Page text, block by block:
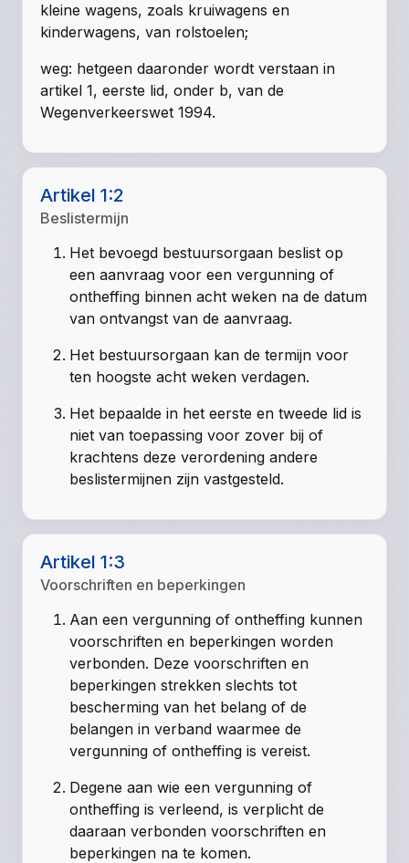
kleine wagens, zoals kruiwagens en
kinderwagens, van rolstoelen;
weg: hetgeen daaronder wordt verstaan in
artikel 1, eerste lid, onder b, van de
Wegenverkeerswet 1994.
Artikel 1:2
Beslistermijn
Het bevoegd bestuursorgaan beslist op
een aanvraag voor een vergunning of
ontheffing binnen acht weken na de datum
van ontvangst van de aanvraag.
Het bestuursorgaan kan de termijn voor
ten hoogste acht weken verdagen.
Het bepaalde in het eerste en tweede lid is
niet van toepassing voor zover bij of
krachtens deze verordening andere
beslistermijnen zijn vastgesteld.
Artikel 1:3
Voorschriften en beperkingen
Aan een vergunning of ontheffing kunnen
voorschriften en beperkingen worden
verbonden. Deze voorschriften en
beperkingen strekken slechts tot
bescherming van het belang of de
belangen in verband waarmee de
vergunning of ontheffing is vereist.
Degene aan wie een vergunning of
ontheffing is verleend, is verplicht de
daaraan verbonden voorschriften en
beperkingen na te komen.